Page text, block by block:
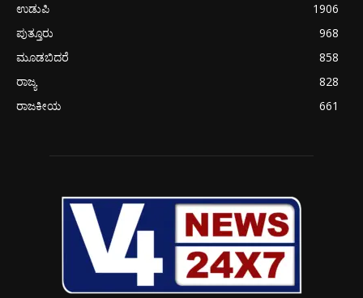
ಉಡುಪಿ
1906
ಪುತ್ತೂರು
968
ಮೂಡಬಿದರೆ
858
ರಾಜ್ಯ
828
ರಾಜಕೀಯ
661